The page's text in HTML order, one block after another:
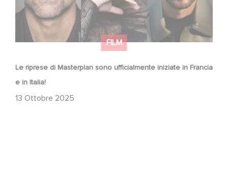
FILM
Le riprese di Masterplan sono ufficialmente iniziate in Francia
e in Italia!
13 Ottobre 2025